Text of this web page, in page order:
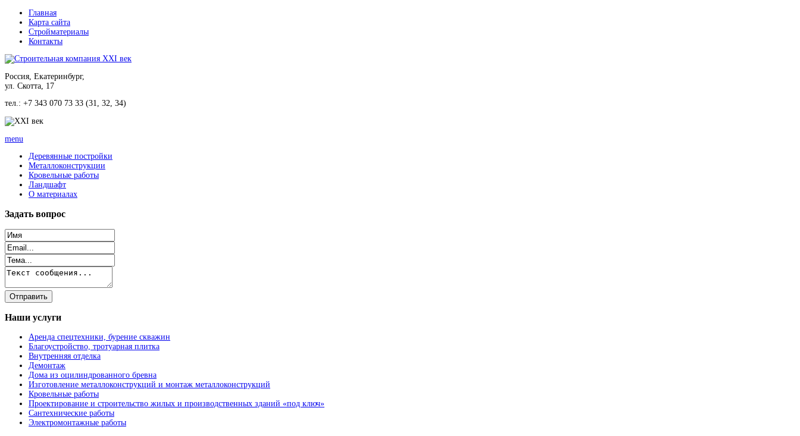
Главная
Карта сайта
Стройматериалы
Контакты
Россия, Екатеринбург,
ул. Скотта, 17
тел.: +7 343 070 73 33 (31, 32, 34)
menu
Деревянные постройки
Металлоконструкции
Кровельные работы
Ландшафт
О материалах
Задать вопрос
Наши услуги
Аренда спецтехники, бурение скважин
Благоустройство, тротуарная плитка
Внутренняя отделка
Демонтаж
Дома из оцилиндрованного бревна
Изготовление металлоконструкций и монтаж металлоконструкций
Кровельные работы
Проектирование и строительство жилых и производственных зданий «под ключ»
Сантехнические работы
Электромонтажные работы